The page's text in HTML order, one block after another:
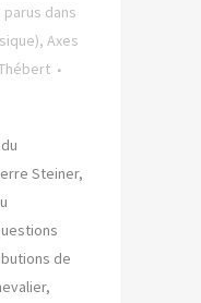
dans
, Axes
Steiner,
de